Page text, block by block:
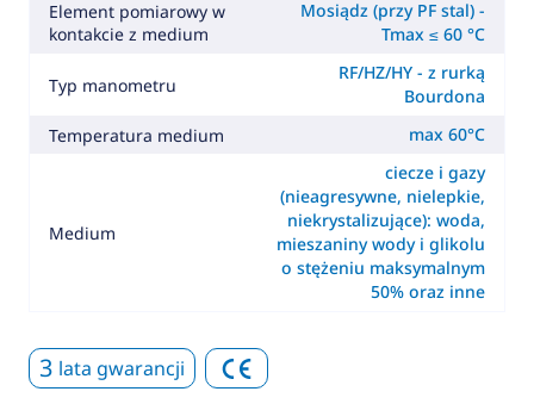
Element pomiarowy w
kontakcie z medium
Mosiądz (przy PF stal) -
Tmax ≤ 60 °C
Typ manometru
RF/HZ/HY - z rurką
Bourdona
Temperatura medium
max 60°C
Medium
ciecze i gazy
(nieagresywne, nielepkie,
niekrystalizujące): woda,
mieszaniny wody i glikolu
o stężeniu maksymalnym
50% oraz inne
3 lata gwarancji